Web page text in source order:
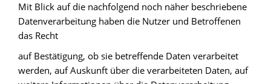
Mit Blick auf die nachfolgend noch näher beschriebene
Datenverarbeitung haben die Nutzer und Betroffenen
das Recht
auf Bestätigung, ob sie betreffende Daten verarbeitet
werden, auf Auskunft über die verarbeiteten Daten, auf